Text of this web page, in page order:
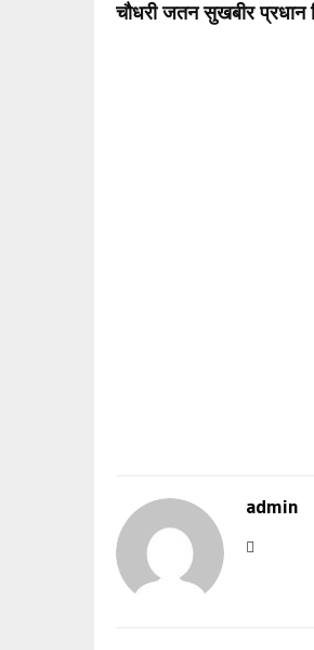
चौधरी जतन सुखबीर प्रधान
admin